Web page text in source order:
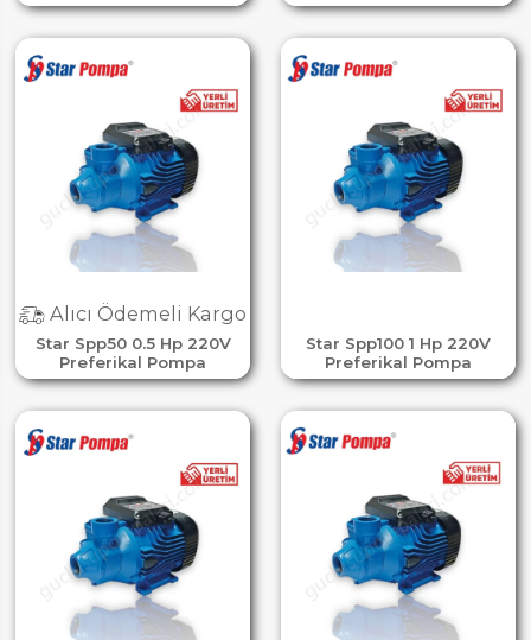
Star Spp50 0.5 Hp 220V
Preferikal Pompa
Alıcı Ödemeli Kargo
Star Spp100 1 Hp 220V
Preferikal Pompa